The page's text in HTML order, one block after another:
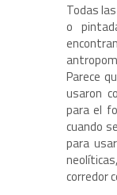
Todas
o
Parece
usaron
para el
cuando
para
corredor